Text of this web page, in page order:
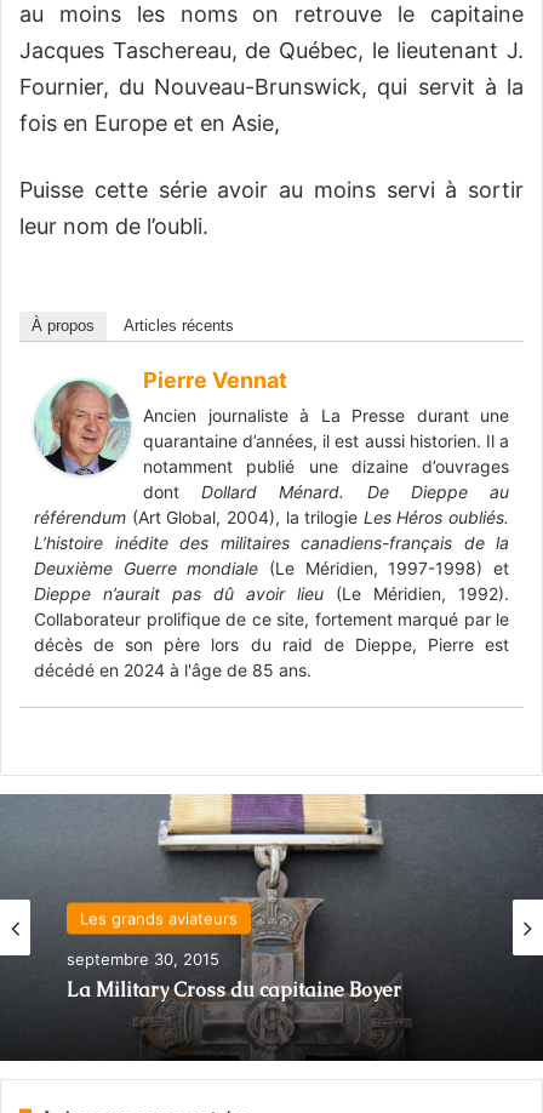
au moins les noms on retrouve le capitaine
Jacques Taschereau, de Québec, le lieutenant J.
Fournier, du Nouveau-Brunswick, qui servit à la
fois en Europe et en Asie,
Puisse cette série avoir au moins servi à sortir
leur nom de l’oubli.
À propos Articles récents
Pierre Vennat
Ancien journaliste à La Presse durant une
quarantaine d’années, il est aussi historien. Il a
notamment publié une dizaine d’ouvrages
dontDollard Ménard. De Dieppe au
référendum (Art Global, 2004), la trilogie Les Héros oubliés.
L’histoire inédite des militaires canadiens-français de la
Deuxième Guerre mondiale (Le Méridien, 1997-1998) et
Dieppe n’aurait pas dû avoir lieu (Le Méridien, 1992).
Collaborateur prolifique de ce site, fortement marqué par le
décès de son père lors du raid de Dieppe, Pierre est
décédé en 2024 à l'âge de 85 ans.
Les grands aviateurs
septembre 30, 2015
Les grands aviateurs
août 27, 2015
Marcel Dubuc et Paul Gadbois, pilotes dans
la marine britannique